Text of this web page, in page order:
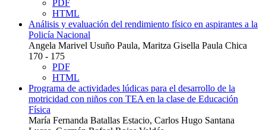
PDF
HTML
Análisis y evaluación del rendimiento físico en aspirantes a la
Policía Nacional
Angela Marivel Usuño Paula, Maritza Gisella Paula Chica
170 - 175
PDF
HTML
Programa de actividades lúdicas para el desarrollo de la
motricidad con niños con TEA en la clase de Educación
Física
María Fernanda Batallas Estacio, Carlos Hugo Santana